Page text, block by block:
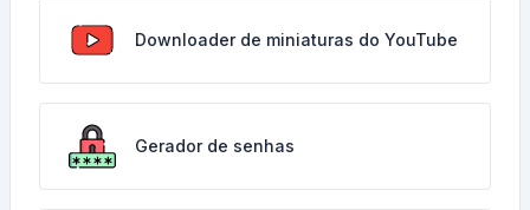
Downloader de miniaturas do YouTube
Gerador de senhas